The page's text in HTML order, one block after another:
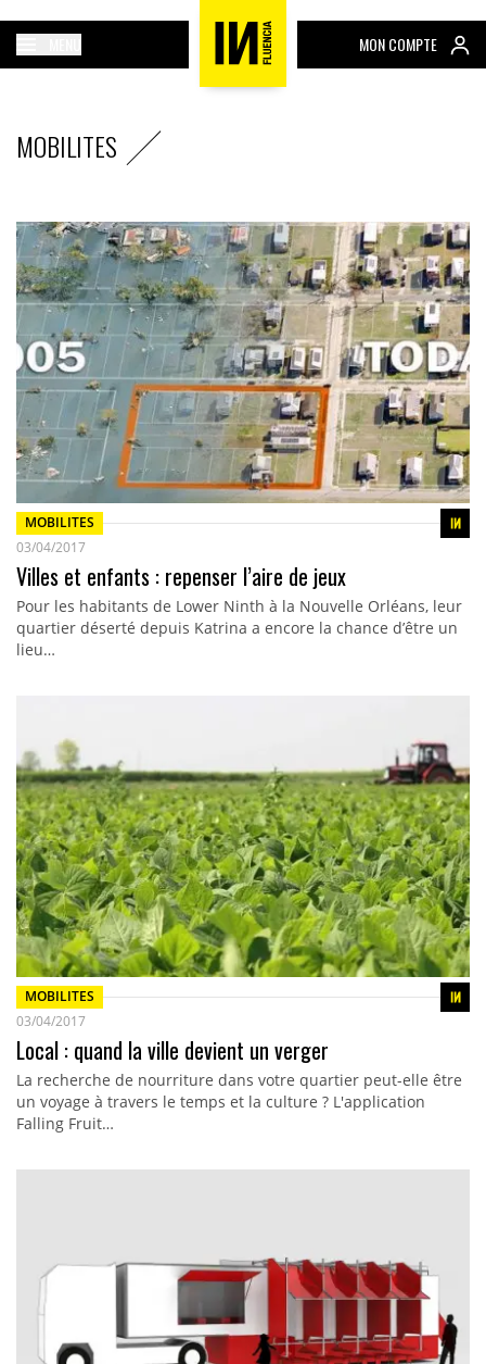
MON COMPTE
MOBILITES
MOBILITES
03/04/2017
Villes et enfants : repenser l’aire de jeux
Pour les habitants de Lower Ninth à la Nouvelle Orléans, leur
quartier déserté depuis Katrina a encore la chance d’être un
lieu…
MOBILITES
03/04/2017
Local : quand la ville devient un verger
La recherche de nourriture dans votre quartier peut-elle être
un voyage à travers le temps et la culture ? L'application
Falling Fruit…